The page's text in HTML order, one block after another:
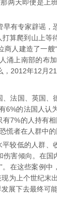
两天即便是上
专家辟谣，
打算爬到山上
人建造了一艘“
涌上南部的布
2012年12月
国、英国、
6%的法国人认
7%的人持有
慌者在人群中
低的人群、
害倾向。在国
在这些案例中
为上个世纪末
展下去最终可